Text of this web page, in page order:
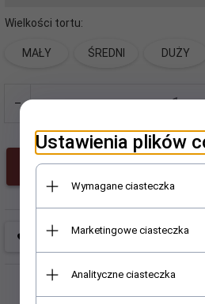
Wielkości tortu:
MAŁY ŚREDNI DUŻY
KUP
Ustawienia plików
Wymagane ciasteczka
Marketingowe ciasteczka
Analityczne ciasteczka